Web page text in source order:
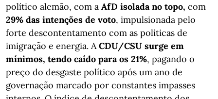
político alemão, com a AfD isolada no topo, com
29% das intenções de voto, impulsionada pelo
forte descontentamento com as políticas de
imigração e energia. A CDU/CSU surge em
mínimos, tendo caído para os 21%, pagando o
preço do desgaste político após um ano de
governação marcado por constantes impasses